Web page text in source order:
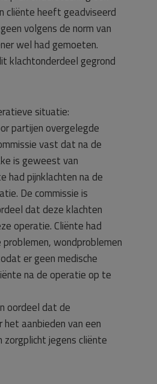
cliënte heeft geadviseerd
volgens de norm van
wel had gemoeten.
klachtonderdeel gegrond
situatie:
partijen overgelegde
vast dat na de
is geweest van
had pijnklachten na de
De commissie is
dat deze klachten
operatie. Cliënte had
problemen, wondproblemen
er geen medische
na de operatie op te
oordeel dat de
het aanbieden van een
zorgplicht jegens cliënte